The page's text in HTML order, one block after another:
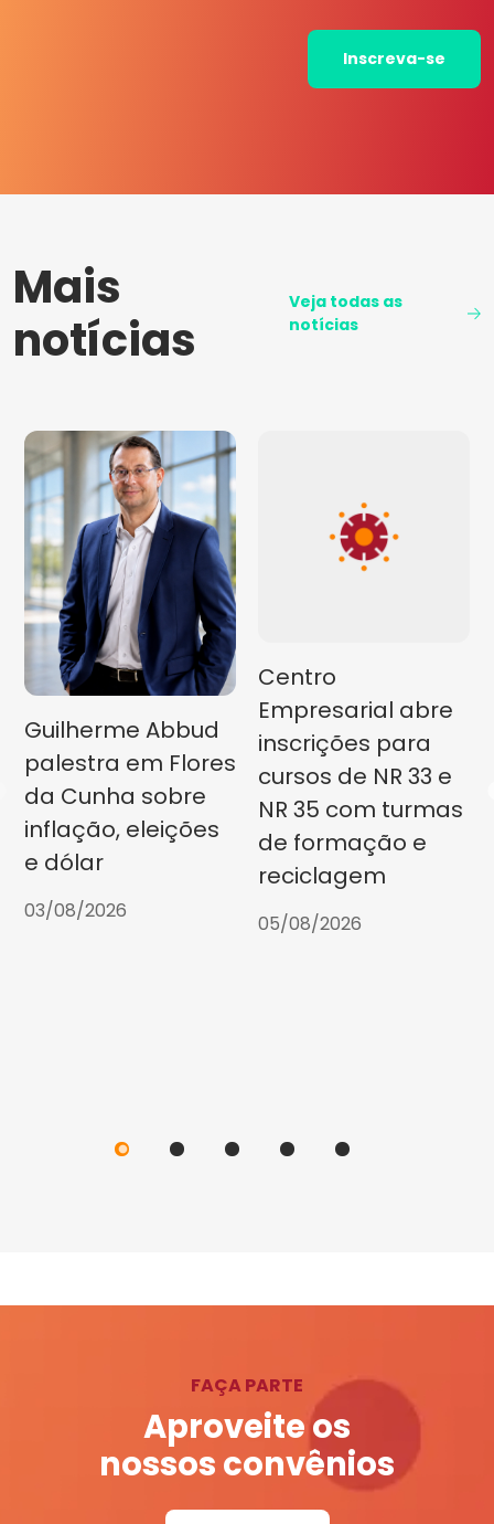
Inscreva-se
Mais
notícias
Veja todas as
notícias
Guilherme Abbud
palestra em Flores
da Cunha sobre
inflação, eleições
e dólar
03/08/2026
Centro
Empresarial abre
inscrições para
cursos de NR 33 e
NR 35 com turmas
de formação e
reciclagem
05/08/2026
FAÇA PARTE
Aproveite os
nossos convênios